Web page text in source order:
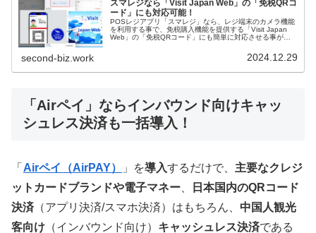
スマレジなら「Visit Japan Web」の「免税QRコ
ード」にも対応可能！
POSレジアプリ「スマレジ」なら、レジ端末のカメラ機能
を利用する事で、免税購入機能を提供する「Visit Japan
Web」の「免税QRコード」にも簡単に対応させる事が出
second-biz.work 2024.12.29
「Airペイ」ならインバウンド向けキャッ
シュレス決済も一括導入！
「 Airペイ（AirPAY） 」を導入するだけで、 主要なクレジ
ットカードブランドや電子マネー、
日本国内のQRコード
決済 （アプリ決済/スマホ決済）はもちろん、 中国人観光
客向け （インバウンド向け） キャッシュレス決済である